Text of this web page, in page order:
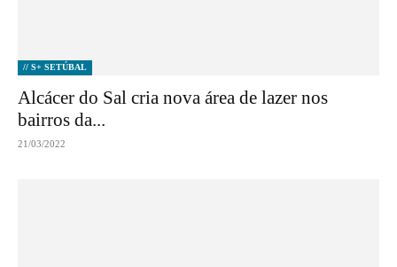
// S+ SETÚBAL
Alcácer do Sal cria nova área de lazer nos
bairros da...
21/03/2022